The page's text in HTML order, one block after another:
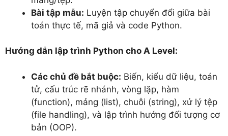
Bài tập mẫu: Luyện tập chuyển đổi giữa bài
toán thực tế, mã giả và code Python.
Hướng dẫn lập trình Python cho A Level:
Các chủ đề bắt buộc: Biến, kiểu dữ liệu, toán
tử, cấu trúc rẽ nhánh, vòng lặp, hàm
(function), mảng (list), chuỗi (string), xử lý tệp
(file handling), và lập trình hướng đối tượng cơ
bản (OOP).